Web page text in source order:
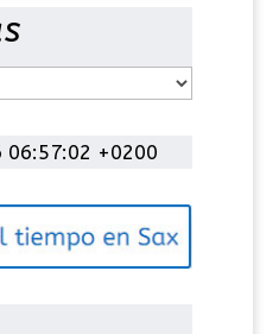
06:57:02 +0200